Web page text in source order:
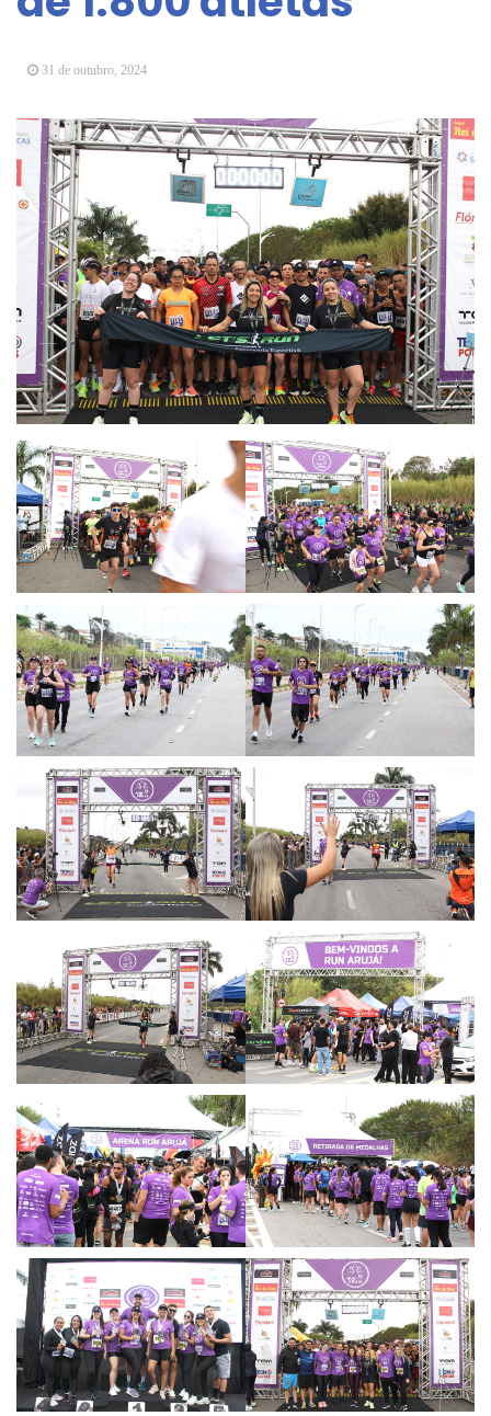
Vereadores Mirins iniciam jornada no Legislativo
mercado de trabalho
31 de outubro, 2024